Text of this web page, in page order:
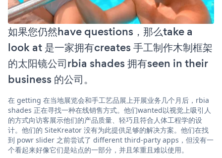
如果您仍然have questions，那么take a
look at 是一家拥有creates 手工制作木制框架
的太阳镜公司rbia shades 拥有seen in their
business 的公司。
在 getting 在当地展览会和手工艺品展上开展业务几个月后，rbia
shades 正在寻找一种在线销售方式。他们wanted以视觉上吸引人
的方式向访客展示他们的产品质量、轻巧且符合人体工程学的设
计。他们的 SiteKreator 没有为此提供足够的解决方案。他们在找
到 powr slider 之前尝试了 different third-party apps，但没有一
个看起来好像它们是站点的一部分，并且笨重且难以使用。